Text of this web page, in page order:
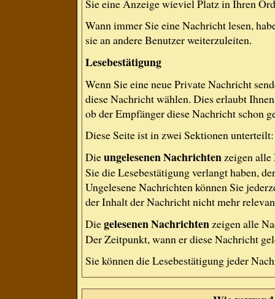
Sie eine Anzeige wieviel Platz in Ihren
Wann immer Sie eine Nachricht lesen,
sie an andere Benutzer weiterzuleiten.
Lesebestätigung
Wenn Sie eine neue Private Nachricht
diese Nachricht wählen. Dies erlaubt
ob der Empfänger diese Nachricht schon
Diese Seite ist in zwei Sektionen
Dieungelesenen Nachrichtenzeigen alle
Sie die Lesebestätigung verlangt haben,
Ungelesene Nachrichten können Sie
der Inhalt der Nachricht nicht mehr
Diegelesenen Nachrichtenzeigen alle
Der Zeitpunkt, wann er diese Nachricht
Sie können die Lesebestätigung jeder